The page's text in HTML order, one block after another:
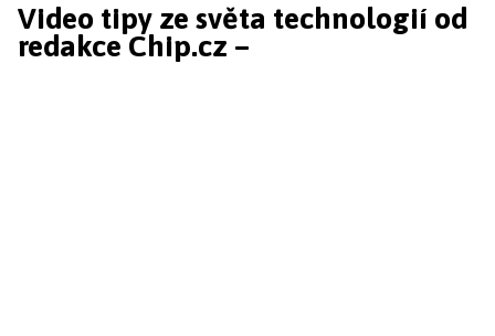
Video tipy ze světa technologií od
redakce Chip.cz –